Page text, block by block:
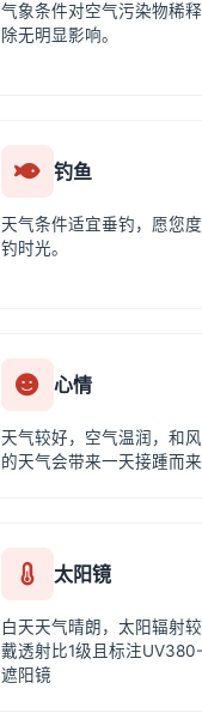
气象条件对空气污染物稀
除无明显影响。
钓鱼
天气条件适宜垂钓，愿您
钓时光。
心情
天气较好，空气温润，和
的天气会带来一天接踵而来
太阳镜
白天天气晴朗，太阳辐射
戴透射比1级且标注
遮阳镜